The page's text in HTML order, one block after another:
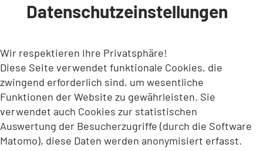
INHALT ANSPRINGEN
Datenschutzeinstellungen
Wir respektieren Ihre Privatsphäre!
Diese Seite verwendet funktionale Cookies, die
zwingend erforderlich sind, um wesentliche
Funktionen der Website zu gewährleisten. Sie
verwendet auch Cookies zur statistischen
Auswertung der Besucherzugriffe (durch die Software
Matomo), diese Daten werden anonymisiert erfasst.